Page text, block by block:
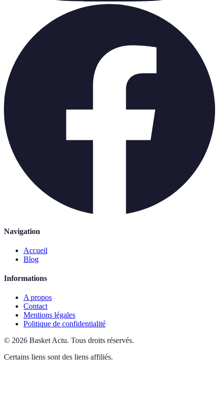
Navigation
Accueil
Blog
Informations
A propos
Contact
Mentions légales
Politique de confidentialité
© 2026 Basket Actu. Tous droits réservés.
Certains liens sont des liens affiliés.